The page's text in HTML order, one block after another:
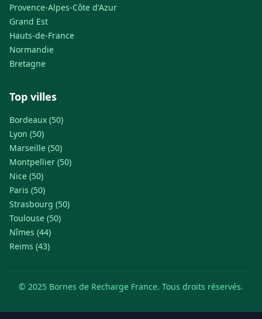
Provence-Alpes-Côte d'Azur
Grand Est
Hauts-de-France
Normandie
Bretagne
Top villes
Bordeaux (50)
Lyon (50)
Marseille (50)
Montpellier (50)
Nice (50)
Paris (50)
Strasbourg (50)
Toulouse (50)
Nîmes (44)
Reims (43)
© 2025 Bornes de Recharge France. Tous droits réservés.